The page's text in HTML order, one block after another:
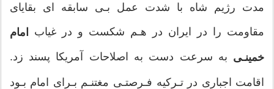
مدت رژيم شاه با شدت عمل بـى سابقه اى بقاياى
مقاومت را در ايران در هـم شكست و در غياب
امام
خمينـى به سرعت دست به اصلاحات آمريكا پسند زد.
اقامت اجبارى در تـركيه فـرصتـى مغتنـم بـراى امام بـود